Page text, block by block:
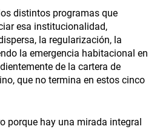
distintos programas que
esa institucionalidad,
la regularización, la
la emergencia habitacional en
de la cartera de
que no termina en estos cinco
porque hay una mirada integral